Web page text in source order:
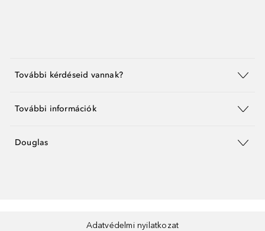
További kérdéseid vannak?
További információk
Douglas
Adatvédelmi nyilatkozat